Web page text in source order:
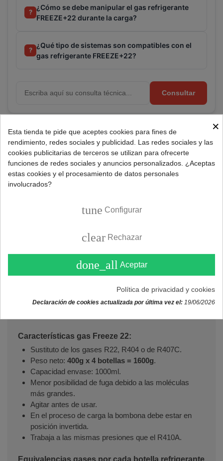
?
¿Cómo se debe manipular el gas refrigerante
FREEZE+22 durante la carga?
?
¿Qué tipo de sistemas son compatibles con el
gas refrigerante FREEZE+22?
Consultar
Referencia: 470040002P4R
Marca:
FREEZE+
DESCRIPCIÓN
refrigeración comercial, expositores refrigerados,
mágquinas expendedoras, almacenamiento en frío y
transporte, sistemas de aire acondicionado domésticos,
enfriadores y bombas de calor, entre muchas otras
Características gas Freeze 22:
Sustituto de los gases R22, R404 o de R407C.
Peso neto: 400g x 4 botellas = 1600g.
Capacidad envase: 1000ml.
Menor posibilidad de fuga debido a las moléculas
más grandes.
Agitar antes de usar.
En el proceso de carga la bombona debe estar en
posición invertida.
Trabaja a las mismas presiones que el R410A.
Equivalencias gases por cada botella refrigerante
×
Esta tienda te pide que aceptes cookies para fines de
rendimiento, redes sociales y publicidad. Las redes sociales y las
cookies publicitarias de terceros se utilizan para ofrecerte
funciones de redes sociales y anuncios personalizados. ¿Aceptas
estas cookies y el procesamiento de datos personales
involucrados?
tune Configurar
clear Rechazar
done_all Aceptar
Política de privacidad y cookies
Declaración de cookies actualizada por última vez el: 19/06/2026